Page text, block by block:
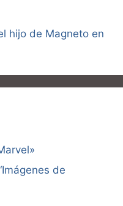
hijo de Magneto en
de